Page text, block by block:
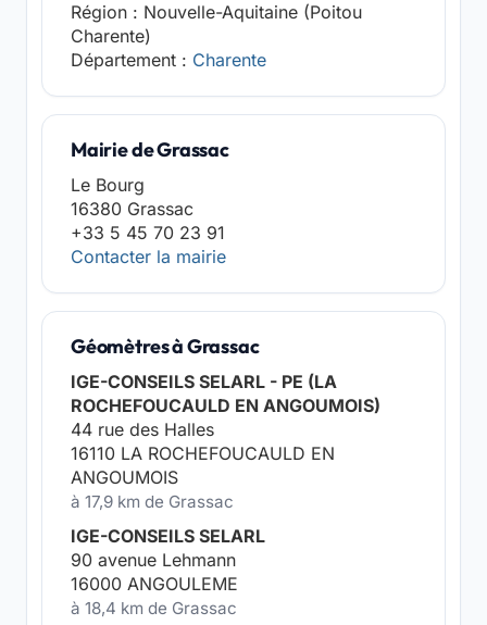
Région : Nouvelle-Aquitaine (Poitou
Charente)
Département : Charente
Mairie de Grassac
Le Bourg
16380 Grassac
+33 5 45 70 23 91
Contacter la mairie
Géomètres à Grassac
IGE-CONSEILS SELARL - PE (LA
ROCHEFOUCAULD EN ANGOUMOIS)
44 rue des Halles
16110 LA ROCHEFOUCAULD EN
ANGOUMOIS
à 17,9 km de Grassac
IGE-CONSEILS SELARL
90 avenue Lehmann
16000 ANGOULEME
à 18,4 km de Grassac